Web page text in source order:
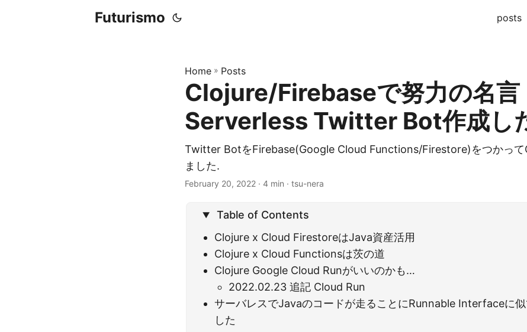
Futurismo posts
Home » Posts
Clojure/Firebaseで努力の名言
Serverless Twitter Bot作成し
Twitter BotをFirebase(Google Cloud Functions/Firestore)をつかって
ました.
February 20, 2022 · 4 min · tsu-nera
Table of Contents
Clojure x Cloud FirestoreはJava資産活用
Clojure x Cloud Functionsは茨の道
Clojure Google Cloud Runがいいのかも…
2022.02.23 追記 Cloud Run
サーバレスでJavaのコードが走ることにRunnable Interfaceに
した